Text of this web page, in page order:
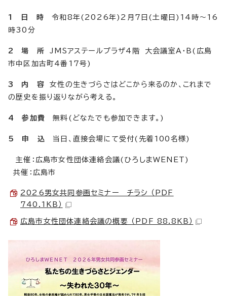
1 日 時 令和8年(2026年)2月7日(土曜日)14時～16
時30分
2 場 所 JMSアステールプラザ4階 大会議室A・B(広島
市中区加古町4番17号)
3 内 容 女性の生きづらさはどこから来るのか、これまで
の歴史を振り返りながら考える。
4 参加費 無料(どなたでも参加できます。)
5 申 込 当日、直接会場にて受付(先着100名様)
主催：広島市女性団体連絡会議(ひろしまWENET)
共催：広島市
2026男女共同参画セミナー チラシ （PDF
740.1KB）
広島市女性団体連絡会議の概要 （PDF 88.8KB）